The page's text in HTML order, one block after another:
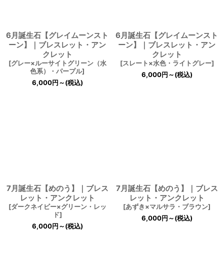
6月誕生石【グレイムーンスト
ーン】｜ブレスレット・アン
クレット
[グレー×ルーサイトグリーン（水
色系）・パープル]
6,000円～(税込)
6月誕生石【グレイムーンスト
ーン】｜ブレスレット・アン
クレット
[スレート×水色・ライトグレー]
6,000円～(税込)
7月誕生石【めのう】｜ブレス
レット・アンクレット
[ダークネイビー×グリーン・レッ
ド]
6,000円～(税込)
7月誕生石【めのう】｜ブレス
レット・アンクレット
[あずき×マルサラ・ブラウン]
6,000円～(税込)